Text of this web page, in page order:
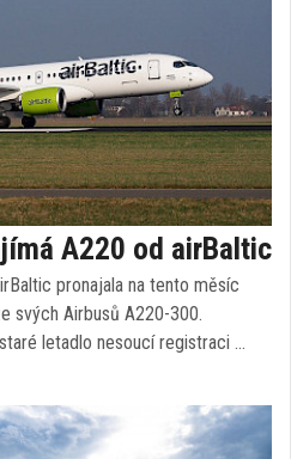
A220 od airBaltic
pronajala na tento měsíc
svých Airbusů A220-300.
letadlo nesoucí registraci …